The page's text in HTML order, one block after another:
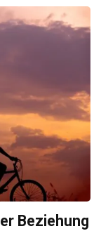
Beziehung